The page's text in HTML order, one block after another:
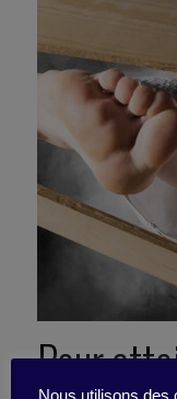
Pour
Nous utilisons des